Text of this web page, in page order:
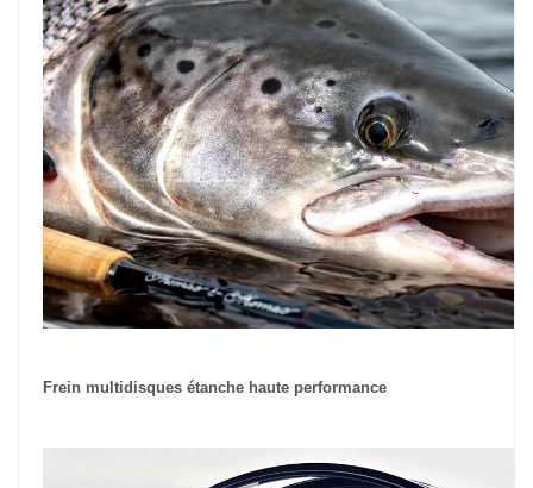
Frein multidisques étanche haute performance